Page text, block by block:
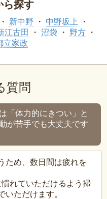
ら探す
新中野
中野坂上
江古田 沼袋
野方
立家政
質問
「体力的にきつい」と
が苦手でも大丈夫です
ため、数日間は疲れを
れていただけるよう掃
いただけます。